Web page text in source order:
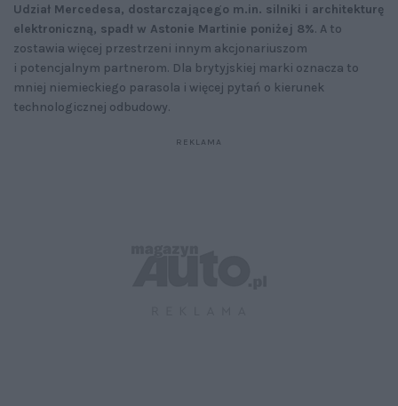
Udział Mercedesa, dostarczającego m.in. silniki i architekturę
elektroniczną, spadł w Astonie Martinie poniżej 8%. A to
zostawia więcej przestrzeni innym akcjonariuszom
i potencjalnym partnerom. Dla brytyjskiej marki oznacza to
mniej niemieckiego parasola i więcej pytań o kierunek
technologicznej odbudowy.